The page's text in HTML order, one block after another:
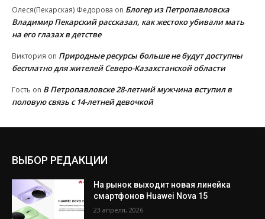
Олеся(Пекарская) Федорова on Блогер из Петропавловска
Владимир Пекарский рассказал, как жестоко убивали мать
на его глазах в детстве
Виктория on Природные ресурсы больше не будут доступны
бесплатно для жителей Северо-Казахстанской области
Гость on В Петропавловске 28-летний мужчина вступил в
половую связь с 14-летней девочкой
ВЫБОР РЕДАКЦИИ
На рынок выходит новая линейка
смартфонов Huawei Nova 15
23 апреля, 2026